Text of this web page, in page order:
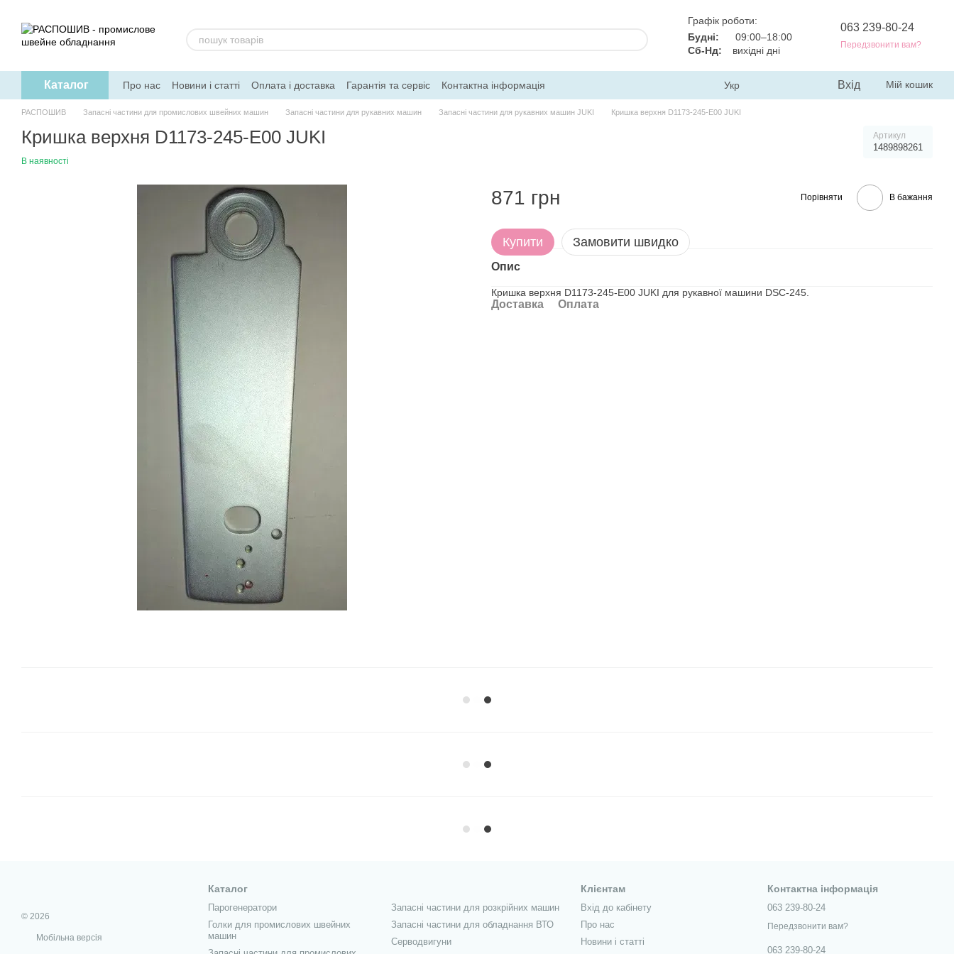
Графік роботи:
Будні:
09:00–18:00
Сб-Нд:
вихідні дні
063 239-80-24
Передзвонити вам?
Каталог Про нас Новини і статті Оплата і доставка Гарантія та сервіс Контактна інформація Укр Вхід Мій кошик
РАСПОШИВ Запасні частини для промислових швейних машин Запасні частини для рукавних машин Запасні частини для рукавних машин JUKI Кришка верхня D1173-245-E00 JUKI
Кришка верхня D1173-245-E00 JUKI Артикул
1489898261
В наявності
871 грн Порівняти В бажання
Купити Замовити швидко
Опис
Кришка верхня D1173-245-E00 JUKI для рукавної машини DSC-245.
Доставка Оплата
© 2026
Мобільна версія
Каталог
Парогенератори
Голки для промислових швейних
машин
Запасні частини для розкрійних машин
Запасні частини для обладнання ВТО
Серводвигуни
Клієнтам
Вхід до кабінету
Про нас
Новини і статті
Контактна інформація
063 239-80-24
Передзвонити вам?
063 239-80-24